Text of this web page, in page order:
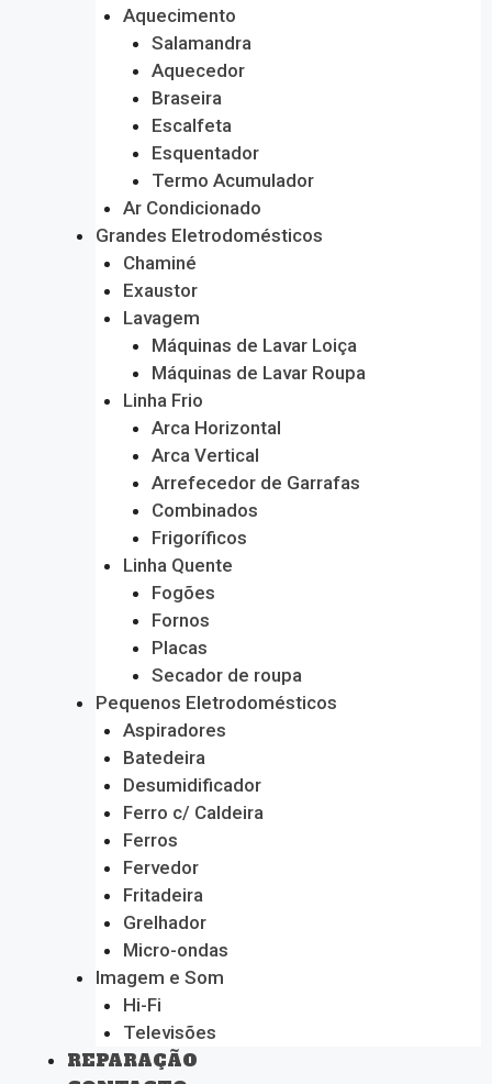
Aquecimento
Salamandra
Aquecedor
Braseira
Escalfeta
Esquentador
Termo Acumulador
Ar Condicionado
Grandes Eletrodomésticos
Chaminé
Exaustor
Lavagem
Máquinas de Lavar Loiça
Máquinas de Lavar Roupa
Linha Frio
Arca Horizontal
Arca Vertical
Arrefecedor de Garrafas
Combinados
Frigoríficos
Linha Quente
Fogões
Fornos
Placas
Secador de roupa
Pequenos Eletrodomésticos
Aspiradores
Batedeira
Desumidificador
Ferro c/ Caldeira
Ferros
Fervedor
Fritadeira
Grelhador
Micro-ondas
Imagem e Som
Hi-Fi
Televisões
REPARAÇÃO